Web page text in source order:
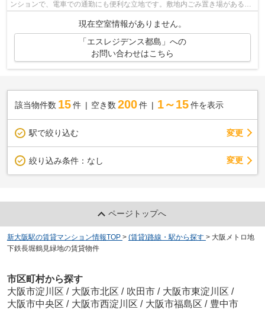
ンションで、電車での通勤にも便利な立地です。敷地内ごみ置き場があるの
現在空室情報がありません。
「エスレジデンス都島」への
お問い合わせはこちら
該当物件数 15件 空き数 200 件 1～15 件を表示
駅で絞り込む 変更
絞り込み条件： なし 変更
ページトップへ
新大阪駅の賃貸マンション情報TOP > (賃貸)路線・駅から探す > 大阪メトロ地
下鉄長堀鶴見緑地の賃貸物件
市区町村から探す
大阪市淀川区 / 大阪市北区 / 吹田市 / 大阪市東淀川区 /
大阪市中央区 / 大阪市西淀川区 / 大阪市福島区 / 豊中市